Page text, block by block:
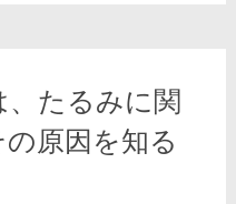
たるみに関
原因を知る